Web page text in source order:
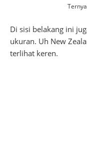
Di sisi belakang ini
ukuran. Uh New
terlihat keren.